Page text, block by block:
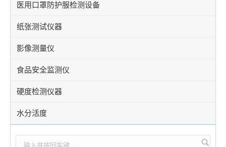
医用口罩防护服检测设备
纸张测试仪器
影像测量仪
食品安全监测仪
硬度检测仪器
水分活度